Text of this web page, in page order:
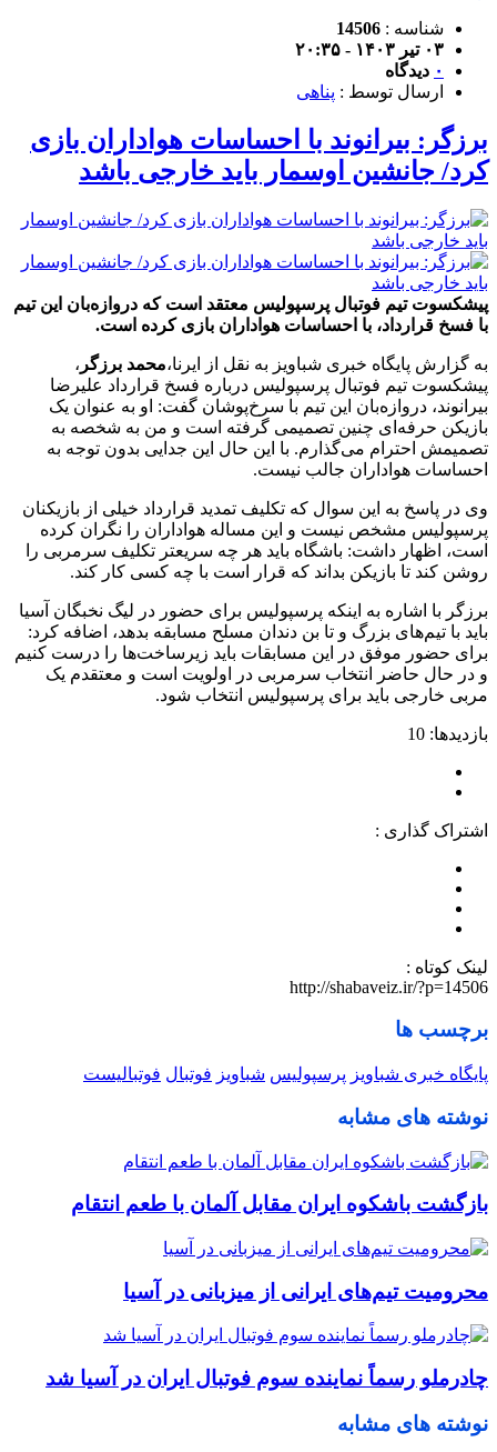
شناسه : 14506
۰۳ تیر ۱۴۰۳ - ۲۰:۳۵
۰ دیدگاه
ارسال توسط : پناهی
برزگر: بیرانوند با احساسات هواداران بازی
کرد/ جانشین اوسمار باید خارجی باشد
پیشکسوت تیم فوتبال پرسپولیس معتقد است که دروازه‌بان این تیم
با فسخ قرارداد، با احساسات هواداران بازی کرده است.
به گزارش پایگاه خبری شباویز به نقل از ایرنا،محمد برزگر ،
پیشکسوت تیم فوتبال پرسپولیس درباره فسخ قرارداد علیرضا
بیرانوند، دروازه‌بان این تیم با سرخ‌پوشان گفت: او به عنوان یک
بازیکن حرفه‌ای چنین تصمیمی گرفته‌ است و من به شخصه به
تصمیمش احترام می‌گذارم. با این حال این جدایی بدون توجه به
احساسات هواداران جالب نیست.
وی در پاسخ به این سوال که تکلیف تمدید قرارداد خیلی از بازیکنان
پرسپولیس مشخص نیست و این مساله هواداران را نگران کرده
است، اظهار داشت: باشگاه باید هر چه سریعتر تکلیف سرمربی را
روشن کند تا بازیکن بداند که قرار است با چه کسی کار کند.
برزگر با اشاره به اینکه پرسپولیس برای حضور در لیگ نخبگان آسیا
باید با تیم‌های بزرگ و تا بن دندان مسلح مسابقه بدهد، اضافه کرد:
برای حضور موفق در این مسابقات باید زیرساخت‌ها را درست کنیم
و در حال حاضر انتخاب سرمربی در اولویت است و معتقدم یک
مربی خارجی باید برای پرسپولیس انتخاب شود.
بازدیدها: 10
اشتراک گذاری :
لینک کوتاه :
http://shabaveiz.ir/?p=14506
برچسب ها
پایگاه خبری شباویز پرسپولیس شباویز فوتبال فوتبالیست
نوشته های مشابه
بازگشت باشکوه ایران مقابل آلمان با طعم انتقام
محرومیت تیم‌های ایرانی از میزبانی در آسیا
چادرملو رسماً نماینده سوم فوتبال ایران در آسیا شد
نوشته های مشابه